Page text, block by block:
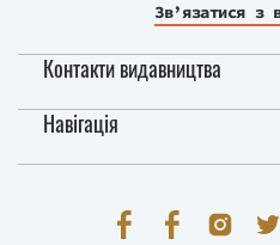
Зв’язатися з
Контакти видавництва
Навігація